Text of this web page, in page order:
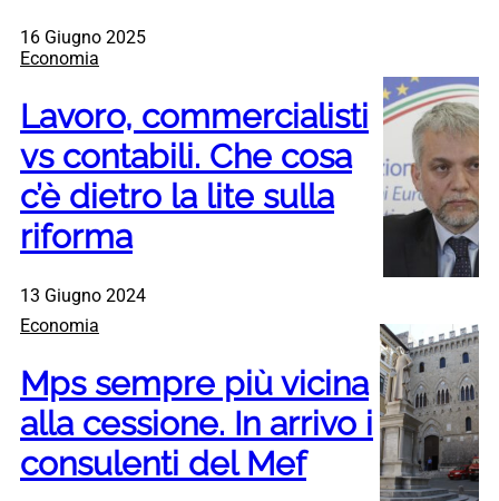
16 Giugno 2025
Economia
Lavoro, commercialisti
vs contabili. Che cosa
c’è dietro la lite sulla
riforma
13 Giugno 2024
Economia
Mps sempre più vicina
alla cessione. In arrivo i
consulenti del Mef